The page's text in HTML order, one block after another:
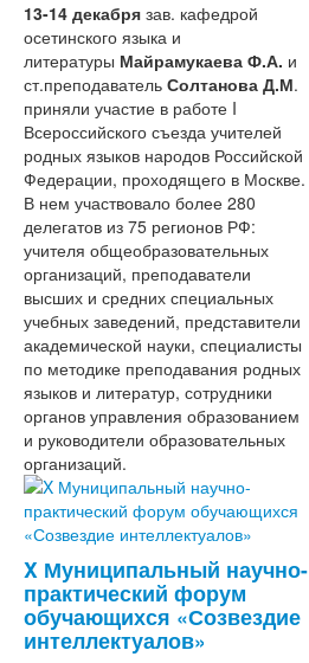
13-14 декабря зав. кафедрой
осетинского языка и
литературы Майрамукаева Ф.А. и
ст.преподаватель Солтанова Д.М.
приняли участие в работе I
Всероссийского съезда учителей
родных языков народов Российской
Федерации, проходящего в Москве.
В нем участвовало более 280
делегатов из 75 регионов РФ:
учителя общеобразовательных
организаций, преподаватели
высших и средних специальных
учебных заведений, представители
академической науки, специалисты
по методике преподавания родных
языков и литератур, сотрудники
органов управления образованием
и руководители образовательных
организаций.
X Муниципальный научно-
практический форум
обучающихся «Созвездие
интеллектуалов»